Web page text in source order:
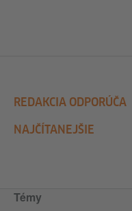
REDAKCIA ODPORÚČA
NAJČÍTANEJŠIE
Témy